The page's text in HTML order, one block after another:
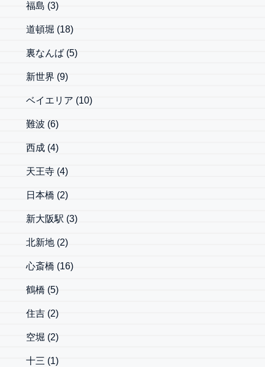
福島 (3)
道頓堀 (18)
裏なんば (5)
新世界 (9)
ベイエリア (10)
難波 (6)
西成 (4)
天王寺 (4)
日本橋 (2)
新大阪駅 (3)
北新地 (2)
心斎橋 (16)
鶴橋 (5)
住吉 (2)
空堀 (2)
十三 (1)